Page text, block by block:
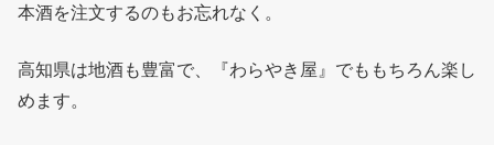
本酒を注文するのもお忘れなく。
高知県は地酒も豊富で、『わらやき屋』でももちろん楽し
めます。